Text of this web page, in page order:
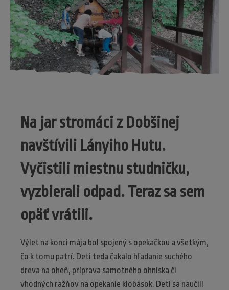
Na jar stromáci z Dobšinej
navštívili Lányiho Hutu.
Vyčistili miestnu studničku,
vyzbierali odpad. Teraz sa sem
opäť vrátili.
Výlet na konci mája bol spojený s opekačkou a všetkým,
čo k tomu patrí. Deti teda čakalo hľadanie suchého
dreva na oheň, príprava samotného ohniska či
vhodných ražňov na opekanie klobások. Deti sa naučili